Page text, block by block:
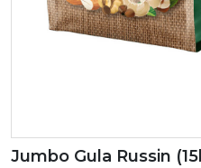
Jumbo Gula Russin